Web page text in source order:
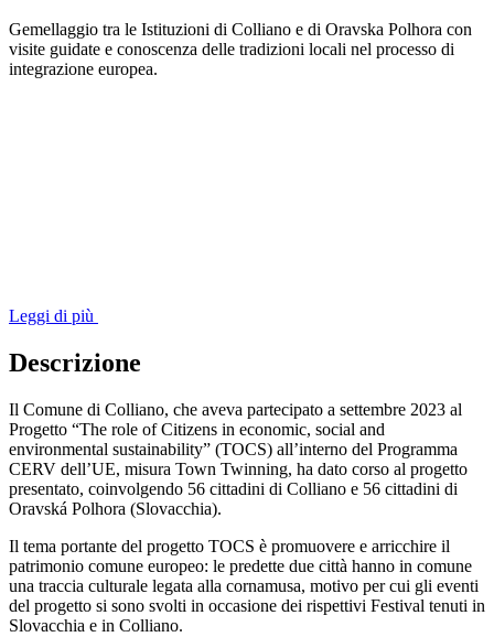
Gemellaggio tra le Istituzioni di Colliano e di Oravska Polhora con
visite guidate e conoscenza delle tradizioni locali nel processo di
integrazione europea.
Leggi di più
Descrizione
Il Comune di Colliano, che aveva partecipato a settembre 2023 al
Progetto “The role of Citizens in economic, social and
environmental sustainability” (TOCS) all’interno del Programma
CERV dell’UE, misura Town Twinning, ha dato corso al progetto
presentato, coinvolgendo 56 cittadini di Colliano e 56 cittadini di
Oravská Polhora (Slovacchia).
Il tema portante del progetto TOCS è promuovere e arricchire il
patrimonio comune europeo: le predette due città hanno in comune
una traccia culturale legata alla cornamusa, motivo per cui gli eventi
del progetto si sono svolti in occasione dei rispettivi Festival tenuti in
Slovacchia e in Colliano.